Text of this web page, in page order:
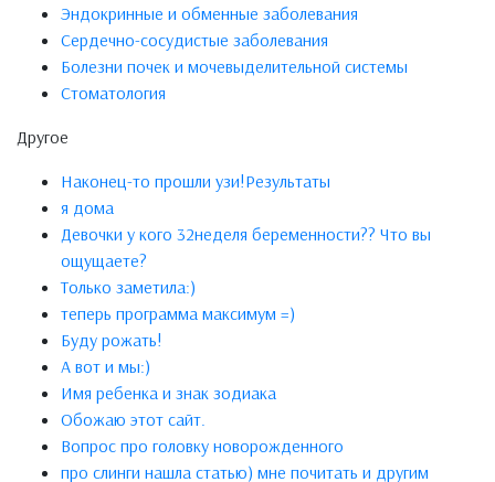
Эндокринные и обменные заболевания
Сердечно-сосудистые заболевания
Болезни почек и мочевыделительной системы
Стоматология
Другое
Наконец-то прошли узи!Результаты
я дома
Девочки у кого 32неделя беременности?? Что вы
ощущаете?
Только заметила:)
теперь программа максимум =)
Буду рожать!
А вот и мы:)
Имя ребенка и знак зодиака
Обожаю этот сайт.
Вопрос про головку новорожденного
про слинги нашла статью) мне почитать и другим